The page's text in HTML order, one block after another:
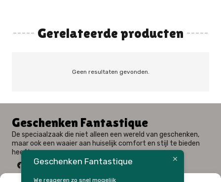
Gerelateerde producten
Geen resultaten gevonden.
Geschenken Fantastique
De speciaalzaak die niet alleen een wereld van geschenken,
maar ook een waaier aan huiselijk comfort en stijl te bieden
heeft.
Geschenken Fantastique
We reageren zo snel mogelijk